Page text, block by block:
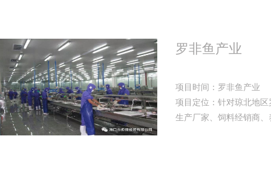
罗非鱼产业
项目时间：罗非鱼产业
项目定位：针对琼北地
生产厂家、饲料经销商